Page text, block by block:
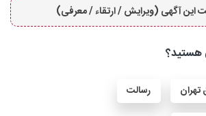
این آگهی (ویرایش / ارتقاء / معرفی)
هستید؟
رسالت